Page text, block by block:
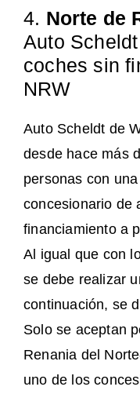
4. Norte de
Auto
coches sin
NRW
Auto Scheldt de
desde hace más
personas con
concesionario de
financiamiento a
Al igual que con
se debe realizar
continuación, se
Solo se aceptan
Renania del
uno de los